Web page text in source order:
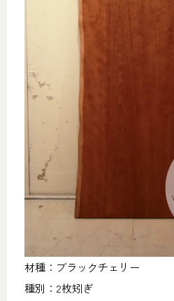
材種：ブラックチェリー
種別：2枚矧ぎ